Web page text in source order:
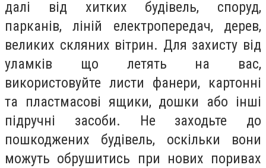
далі від хитких будівель, споруд,
парканів, ліній електропередач, дерев,
великих скляних вітрин. Для захисту від
уламків що летять на вас,
використовуйте листи фанери, картонні
та пластмасові ящики, дошки або інші
підручні засоби. Не заходьте до
пошкоджених будівель, оскільки вони
можуть обрушитись при нових поривах